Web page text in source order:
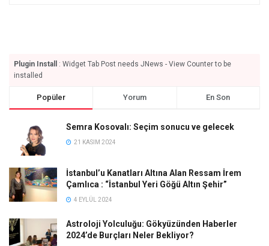
Plugin Install
: Widget Tab Post needs JNews - View Counter to be
installed
Popüler Yorum En Son
Semra Kosovalı: Seçim sonucu ve gelecek
21 KASIM 2024
İstanbul’u Kanatları Altına Alan Ressam İrem
Çamlıca : “İstanbul Yeri Göğü Altın Şehir”
4 EYLÜL 2024
Astroloji Yolculuğu: Gökyüzünden Haberler
2024’de Burçları Neler Bekliyor?